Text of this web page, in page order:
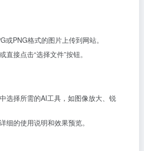
或PNG格式的图片上传到网站。
直接点击“选择文件”按钮。
选择所需的AI工具，如图像放大、锐
细的使用说明和效果预览。